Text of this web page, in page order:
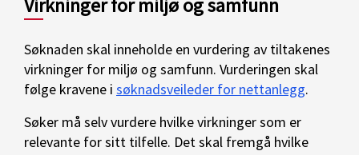
Virkninger for miljø og samfunn
Søknaden skal inneholde en vurdering av tiltakenes
virkninger for miljø og samfunn. Vurderingen skal
følge kravene i søknadsveileder for nettanlegg.
Søker må selv vurdere hvilke virkninger som er
relevante for sitt tilfelle. Det skal fremgå hvilke